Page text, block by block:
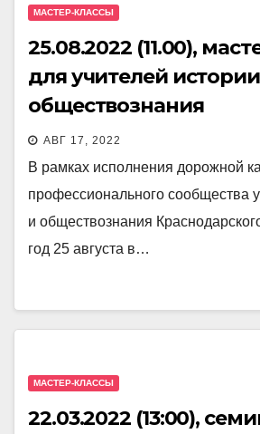
МАСТЕР-КЛАССЫ
25.08.2022 (11.00),
для учителей
обществознания
АВГ 17, 2022
В рамках исполнения дорожной
профессионального сообщества
и обществознания
год 25 августа в…
МАСТЕР-КЛАССЫ
22.03.2022 (13:00),